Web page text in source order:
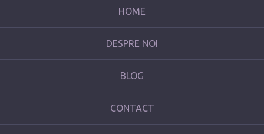
HOME
DESPRE NOI
BLOG
CONTACT